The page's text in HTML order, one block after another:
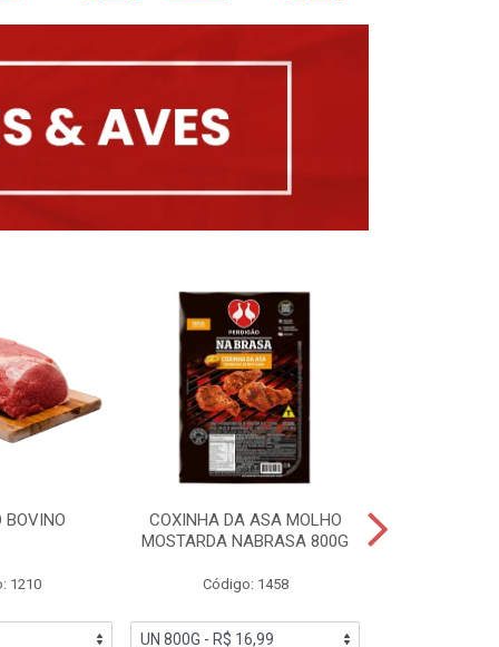
BOVINO
1210
COXINHA DA ASA MOLHO
MOSTARDA NABRASA 800G
Código: 1458